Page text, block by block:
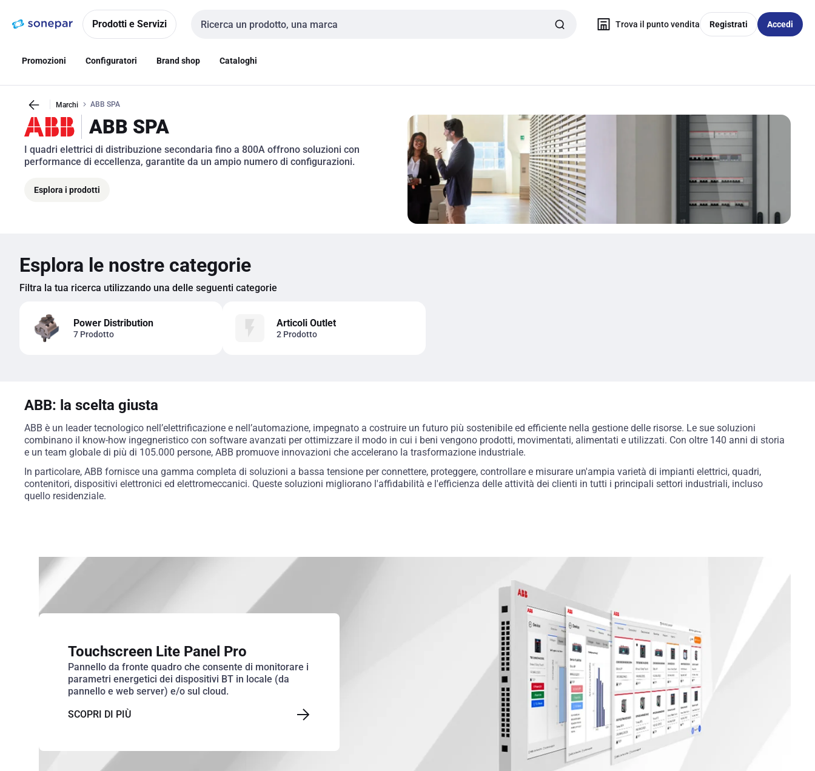
navigazionealla
Prodotti e Servizi
Cerca input
Trova il punto vendita Registrati Accedi
Promozioni Configuratori Brand shop Cataloghi
Marchi ABB SPA
ABB SPA
I quadri elettrici di distribuzione secondaria fino a 800A offrono soluzioni con
performance di eccellenza, garantite da un ampio numero di configurazioni.
Esplora i prodotti
Esplora le nostre categorie
Filtra la tua ricerca utilizzando una delle seguenti categorie
Power Distribution
7 Prodotto
Articoli Outlet
2 Prodotto
ABB: la scelta giusta
ABB è un leader tecnologico nell’elettrificazione e nell’automazione, impegnato a costruire un futuro più sostenibile ed efficiente nella gestione delle risorse. Le sue soluzioni
combinano il know-how ingegneristico con software avanzati per ottimizzare il modo in cui i beni vengono prodotti, movimentati, alimentati e utilizzati. Con oltre 140 anni di storia
e un team globale di più di 105.000 persone, ABB promuove innovazioni che accelerano la trasformazione industriale.
In particolare, ABB fornisce una gamma completa di soluzioni a bassa tensione per connettere, proteggere, controllare e misurare un'ampia varietà di impianti elettrici, quadri,
contenitori, dispositivi elettronici ed elettromeccanici. Queste soluzioni migliorano l'affidabilità e l'efficienza delle attività dei clienti in tutti i principali settori industriali, incluso
quello residenziale.
Touchscreen Lite Panel Pro
Pannello da fronte quadro che consente di monitorare i
parametri energetici dei dispositivi BT in locale (da
pannello e web server) e/o sul cloud.
SCOPRI DI PIÙ